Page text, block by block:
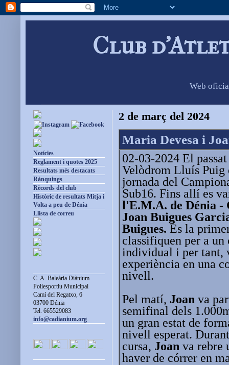
Club
Web
2 de març del 2024
Maria Devesa i
02-03-2024 El
Velòdrom Lluís Puig
jornada del
Sub16. Fins allí es
l'E.M.A. de Dénia -
Joan Buigues
Buigues. És la
classifiquen per a un
individual i per tant,
experiència en una
nivell.
Pel matí, Joan va
semifinal dels
un gran estat de
nivell esperat.
cursa, Joan va rebre
haver de córrer en
Notícies
Reglament i quotes 2025
Resultats més destacats
Rànquings
Rècords del club
Històric de resultats Mitja i
Volta a peu de Dénia
Llista de correu
C. A. Baleària Diànium
Poliesportiu Municipal
Camí del Regatxo, 6
03700 Dénia
Tel. 665529083
info@cadianium.org